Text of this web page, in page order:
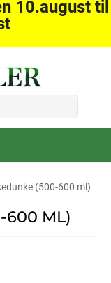
10.august til
(500-600 ml)
600 ML)